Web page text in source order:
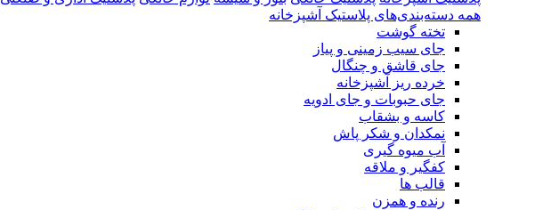
همه دسته‌بندی‌های پلاستیک آشپزخانه
تخته گوشت
جای سیب زمینی و پیاز
جای قاشق و چنگال
خرده ریز آشپزخانه
جای حبوبات و جای ادویه
کاسه و بشقاب
نمکدان و شکر پاش
آب میوه گیری
کفگیر و ملاقه
قالب ها
رنده و همزن